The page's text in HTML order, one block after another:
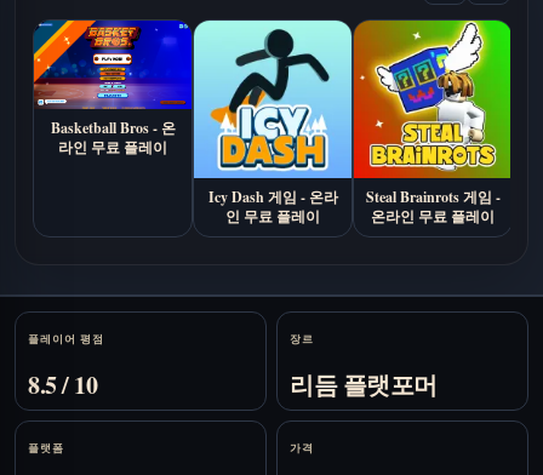
Basketball Bros - 온
라인 무료 플레이
Icy Dash 게임 - 온라
인 무료 플레이
Steal Brainrots 게임 -
온라인 무료 플레이
Stats
플레이어 평점
8.5 / 10
장르
리듬 플랫포머
플랫폼 가격